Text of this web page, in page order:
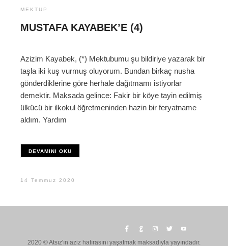
MEKTUP
MUSTAFA KAYABEK’E (4)
Azizim Kayabek, (*) Mektubumu şu bildiriye yazarak bir
taşla iki kuş vurmuş oluyorum. Bundan birkaç nusha
gönderdiklerine göre herhale dağıtmamı istiyorlar
demektir. Maksada gelince: Fakir bir köye tayin edilmiş
ülkücü bir ilkokul öğretmeninden hazin bir feryatname
aldım. Yardım
DEVAMINI OKU
14 Temmuz 2020
2020 © Atsız'ın aziz hatırasını yaşatmak maksadıyla yayındadır.